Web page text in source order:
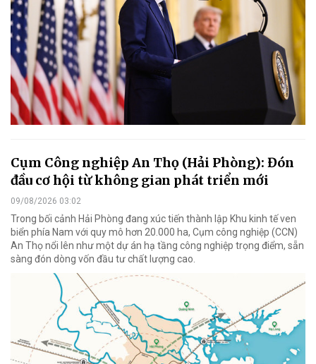
Cụm Công nghiệp An Thọ (Hải Phòng): Đón
đầu cơ hội từ không gian phát triển mới
09/08/2026 03:02
Trong bối cảnh Hải Phòng đang xúc tiến thành lập Khu kinh tế ven
biển phía Nam với quy mô hơn 20.000 ha, Cụm công nghiệp (CCN)
An Thọ nổi lên như một dự án hạ tầng công nghiệp trọng điểm, sẵn
sàng đón dòng vốn đầu tư chất lượng cao.